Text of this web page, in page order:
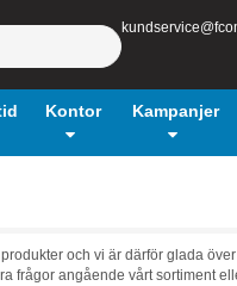
Kontor Kampanjer
och vi är därför glada
frågor angående vårt sortiment